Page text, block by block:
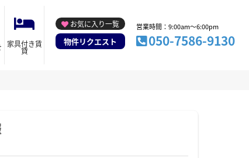
家具付き賃
貸
お気に入り一覧
物件リクエスト
営業時間：9:00am～6:00pm
050-7586-9130